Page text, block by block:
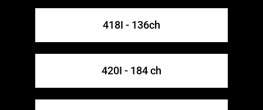
418I - 136ch​
420I - 184 ch